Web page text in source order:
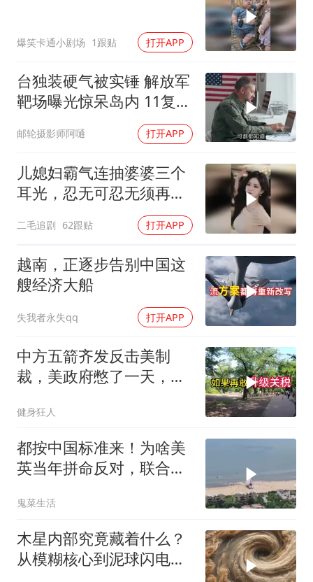
构建更高水平的全民健身公共服务体系
韩军前线部队连曝丑闻
爆笑卡通小剧场 1跟贴 打开APP
台独装硬气被实锤 解放军
靶场曝光惊呆岛内 11复刻
台北城反登陆演练全公开
邮轮摄影师阿嗵 打开APP
儿媳妇霸气连抽婆婆三个
耳光，忍无可忍无须再
二毛追剧 62跟贴 打开APP
越南，正逐步告别中国这
艘经济大船
失我者永失qq 打开APP
中方五箭齐发反击美制
裁，美政府憋了一天，最
健身狂人
都按中国标准来！为啥美
英当年拼命反对，联合国
鬼菜生活
木星内部究竟藏着什么？
从模糊核心到泥球闪电，